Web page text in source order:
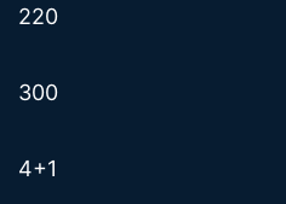
220
300
4+1